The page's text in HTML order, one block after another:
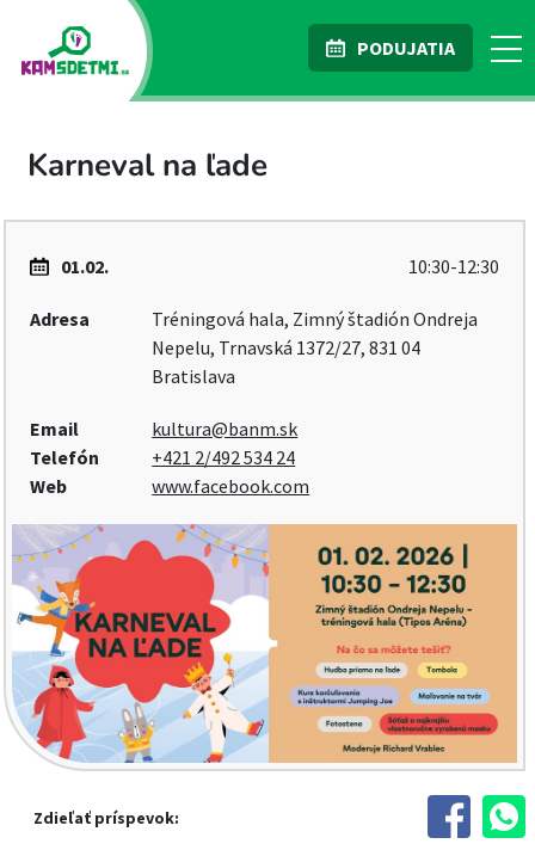
PODUJATIA
Karneval na ľade
01.02. 10:30-12:30
Adresa
Tréningová hala, Zimný štadión Ondreja
Nepelu, Trnavská 1372/27, 831 04
Bratislava
Email
kultura@banm.sk
Telefón
+421 2/492 534 24
Web
www.facebook.com
Zdieľať príspevok: